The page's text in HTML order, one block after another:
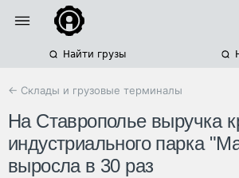
Найти грузы
← Склады и грузовые терминалы
На Ставрополье выручка
индустриального парка
выросла в 30 раз